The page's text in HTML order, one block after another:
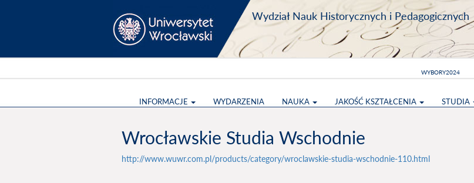
Wydział Nauk Historycznych i Pedagogicznych
INFORMACJE WYDARZENIA NAUKA JAKOŚĆ KSZTAŁCENIA STUDIA
WYBORY2024
Wrocławskie Studia Wschodnie
http://www.wuwr.com.pl/products/category/wroclawskie-studia-wschodnie-110.html